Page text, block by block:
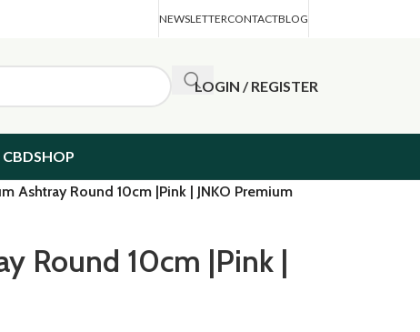
NEWSLETTERCONTACTBLOG
LOGIN / REGISTER
CBDSHOP
Ashtray Round 10cm |Pink | JNKO Premium
Round 10cm |Pink |